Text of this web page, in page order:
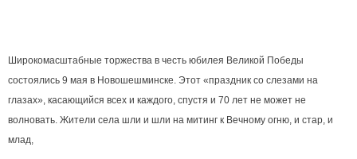
Широкомасштабные торжества в честь юбилея Великой Победы
состоялись 9 мая в Новошешминске. Этот «праздник со слезами на
глазах», касающийся всех и каждого, спустя и 70 лет не может не
волновать. Жители села шли и шли на митинг к Вечному огню, и стар, и
млад,